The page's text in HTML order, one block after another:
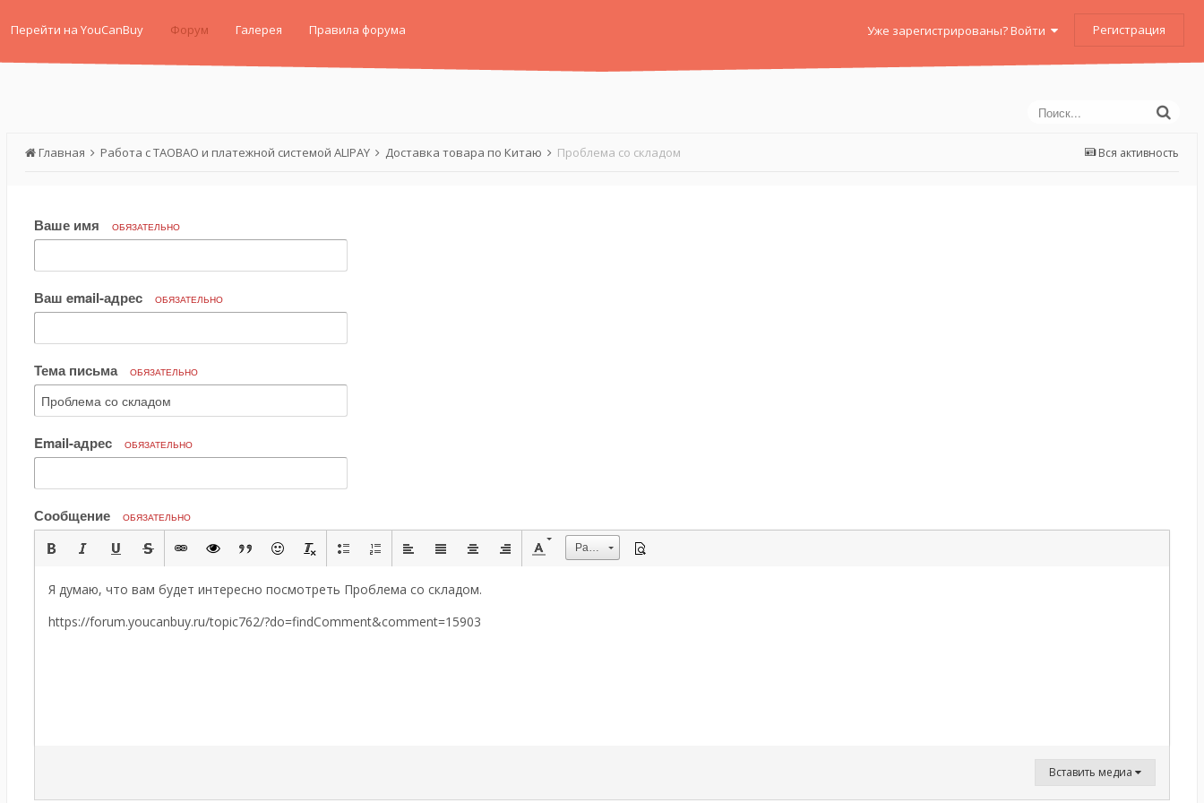
Перейти на YouCanBuy Форум Галерея Правила форума Уже зарегистрированы? Войти Регистрация
Вся активность
Главная Работа с TAOBAO и платежной системой ALIPAY Доставка товара по Китаю Проблема со складом
Ваше имя ОБЯЗАТЕЛЬНО
Ваш email-адрес ОБЯЗАТЕЛЬНО
Тема письма ОБЯЗАТЕЛЬНО
Email-адрес ОБЯЗАТЕЛЬНО
Сообщение ОБЯЗАТЕЛЬНО
Размер
Я думаю, что вам будет интересно посмотреть Проблема со складом.
https://forum.youcanbuy.ru/topic762/?do=findComment&comment=15903
Вставить медиа